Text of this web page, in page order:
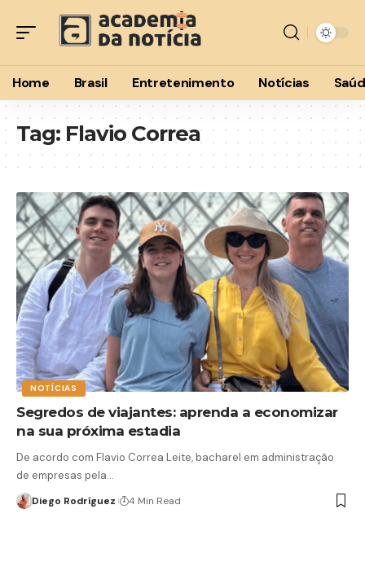
Home Brasil Entretenimento Notícias
Tag: Flavio Correa
NOTÍCIAS
Segredos de viajantes: aprenda a economizar
na sua próxima estadia
De acordo com Flavio Correa Leite, bacharel em administração
de empresas pela…
Diego Rodríguez 4 Min Read